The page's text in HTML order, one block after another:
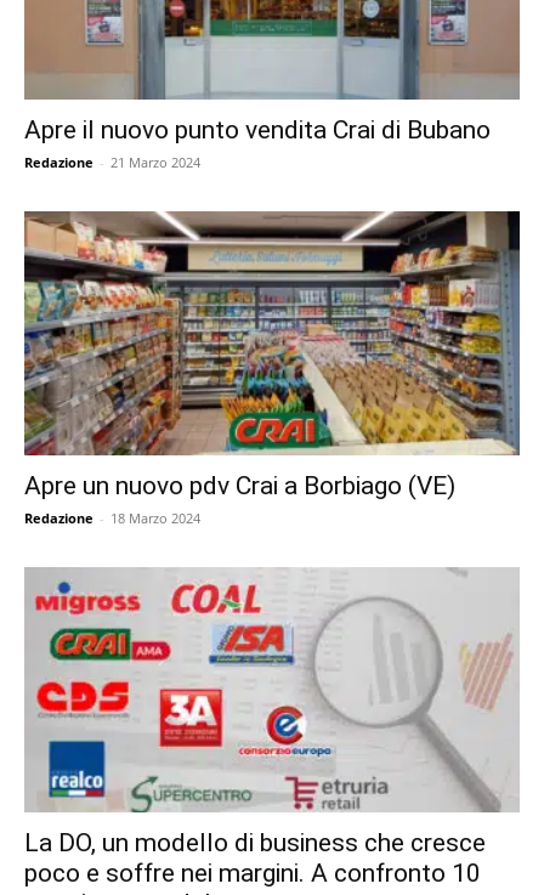
Apre il nuovo punto vendita Crai di Bubano
Redazione - 21 Marzo 2024
Apre un nuovo pdv Crai a Borbiago (VE)
Redazione - 18 Marzo 2024
La DO, un modello di business che cresce
poco e soffre nei margini. A confronto 10